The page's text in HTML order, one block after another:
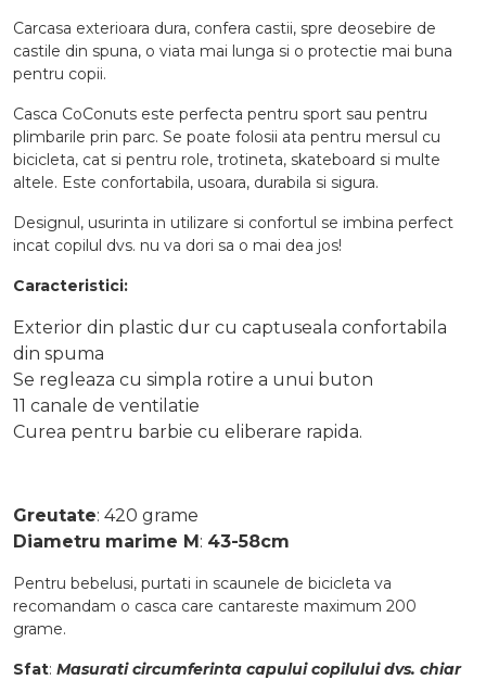
Carcasa exterioara dura, confera castii, spre deosebire de
castile din spuna, o viata mai lunga si o protectie mai buna
pentru copii.
Casca CoConuts este perfecta pentru sport sau pentru
plimbarile prin parc. Se poate folosii ata pentru mersul cu
bicicleta, cat si pentru role, trotineta, skateboard si multe
altele. Este confortabila, usoara, durabila si sigura.
Designul, usurinta in utilizare si confortul se imbina perfect
incat copilul dvs. nu va dori sa o mai dea jos!
Caracteristici:
Exterior din plastic dur cu captuseala confortabila
din spuma
Se regleaza cu simpla rotire a unui buton
11 canale de ventilatie
Curea pentru barbie cu eliberare rapida.
Greutate: 420 grame
Diametru marime M : 43-58cm
Pentru bebelusi, purtati in scaunele de bicicleta va
recomandam o casca care cantareste maximum 200
grame.
Sfat: Masurati circumferinta capului copilului dvs. chiar